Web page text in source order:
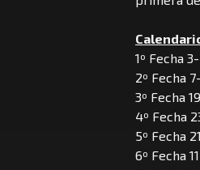
1º Fecha
2º Fecha
3º Fecha
4º Fecha
5º Fecha
6º Fecha